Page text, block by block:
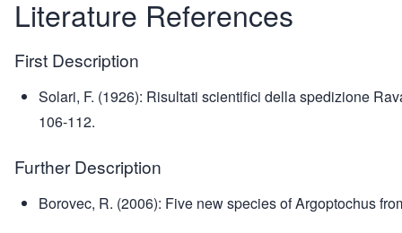
Literature References
First Description
Solari, F. (1926): Risultati scientifici della spedizione
106-112.
Further Description
Borovec, R. (2006): Five new species of Argoptochus